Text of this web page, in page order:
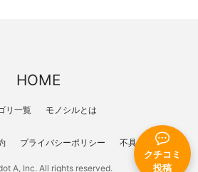
クチコミ
投稿
HOME
リ一覧 モノシルとは
プライバシーポリシー 不具合報告
A, Inc. All rights reserved.